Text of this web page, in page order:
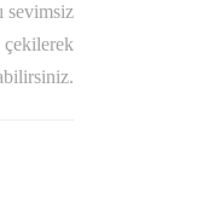
sevimsiz
çekilerek